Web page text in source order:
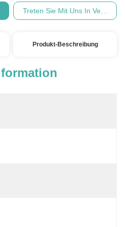
Treten Sie Mit Uns In
Produkt-Beschreibung